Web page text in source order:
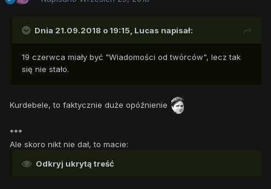
Dnia 21.09.2018 o 19:15, Lucas napisał:
19 czerwca miały być "Wiadomości od twórców", lecz tak
się nie stało.
Kurdebele, to faktycznie duże opóźnienie
***
Ale skoro nikt nie dał, to macie:
Odkryj ukrytą treść